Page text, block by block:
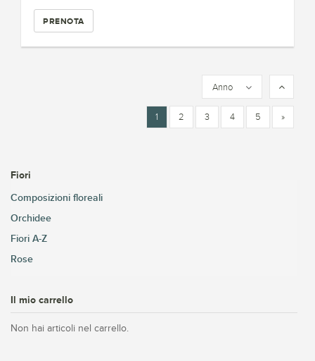
PRENOTA
Anno
1 2 3 4 5 »
Fiori
Composizioni floreali
Orchidee
Fiori A-Z
Rose
Il mio carrello
Non hai articoli nel carrello.